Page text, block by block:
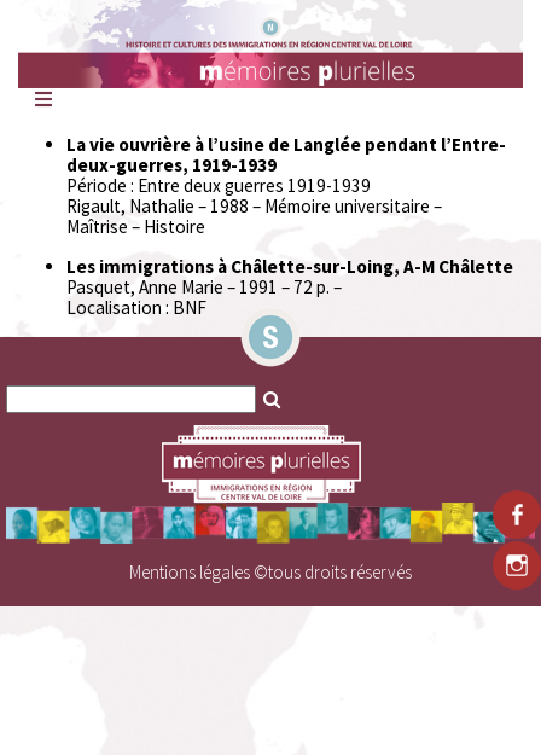
Mémoires
Plurielles
La vie ouvrière à l’usine de Langlée pendant l’Entre-
deux-guerres, 1919-1939
Période : Entre deux guerres 1919-1939
Rigault, Nathalie – 1988 – Mémoire universitaire –
Maîtrise – Histoire
Les immigrations à Châlette-sur-Loing, A-M Châlette
Pasquet, Anne Marie – 1991 – 72 p. –
Localisation : BNF
Search
for:
Search
Mentions légales ©tous droits réservés